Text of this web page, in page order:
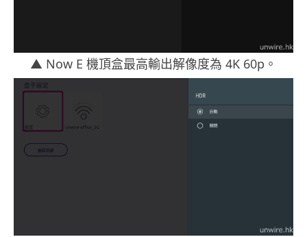
▲ Now E 機頂盒最高輸出解像度為 4K 60p。